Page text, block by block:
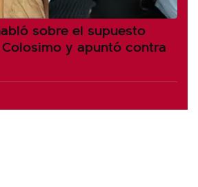
sobre el supuesto
y apuntó contra